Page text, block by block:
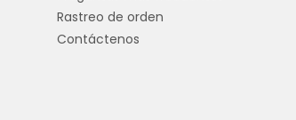
Rastreo de orden
Contáctenos